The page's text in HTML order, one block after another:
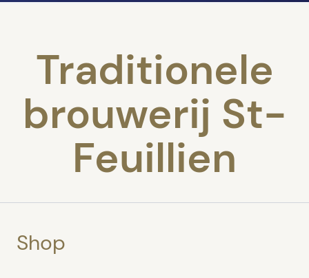
Traditionele
brouwerij St-
Feuillien
Shop